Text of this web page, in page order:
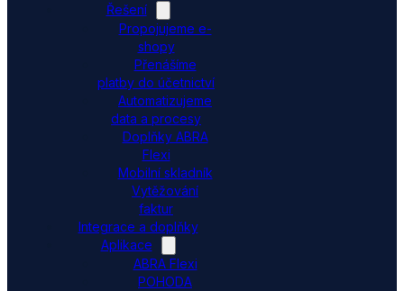
Řešení
Propojujeme e-
shopy
Přenášíme
platby do účetnictví
Automatizujeme
data a procesy
Doplňky ABRA
Flexi
Mobilní skladník
Vytěžování
faktur
Integrace a doplňky
Aplikace
ABRA Flexi
POHODA